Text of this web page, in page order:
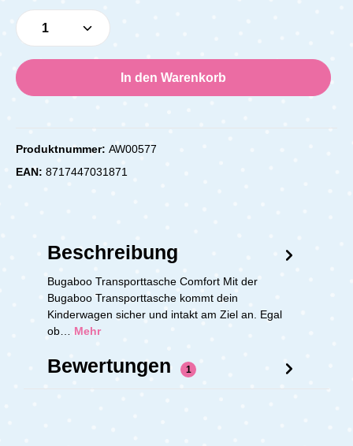
Produkt Anzahl: Gib den gewünschten
In den Warenkorb
Produktnummer: AW00577
EAN: 8717447031871
Beschreibung
Bugaboo Transporttasche Comfort Mit der
Bugaboo Transporttasche kommt dein
Kinderwagen sicher und intakt am Ziel an. Egal
ob… Mehr
Bewertungen 1